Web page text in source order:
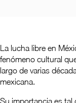
La lucha libre en
fenómeno cultural
largo de varias
mexicana.
Su importancia es tal